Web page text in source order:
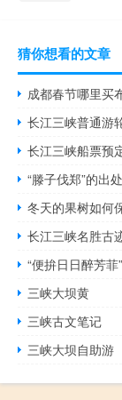
猜你想看的文章
成都春节哪里买
长江三峡普通游
长江三峡船票预
“滕子伐郑”的出
冬天的果树如何
长江三峡名胜古
“便拚日日醉芳
三峡大坝黄
三峡古文笔记
三峡大坝自助游